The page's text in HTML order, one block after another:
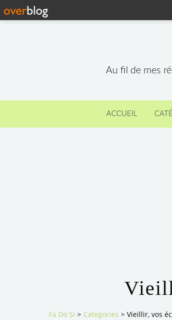
Au fil de mes
ACCUEIL
Fa Do Si > Categories > Vieillir, vos